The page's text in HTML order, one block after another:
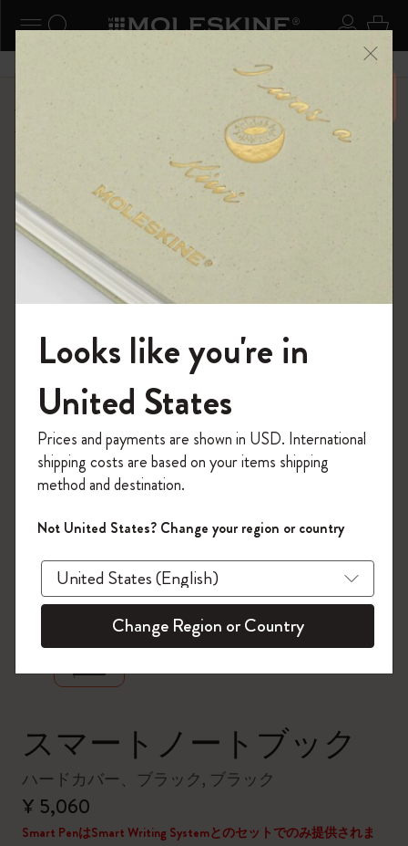
ナビゲーションの切替 ログ
検索 (キーワードなど) カ
6,500円以上のご購入で送料無料 メニ
ーを閉じる
ショップ
スマートライティング・システム
スマートノートブック
zoom.cta
スマートノートブック
ハードカバー、ブラック, ブラック
¥ 5,060
Smart PenはSmart Writing Systemとのセットでのみ提供されま
モレスキンの世界へようこそ
「WELCOME10」を入力すると、初回注
文が10%オフ＋送料無料になります。セ
ール・アウトレット品は適用外。
Moleskineアカウントを作成して限定オフ
ァーや会員特典、さらに多くのインスピ
レーションを手に入れましょう。
今すぐ会員登録 !
Looks like you're in
United States
Prices and payments are shown in USD. International
shipping costs are based on your items shipping
method and destination.
Not United States? Change your region or country
Change Region or Country